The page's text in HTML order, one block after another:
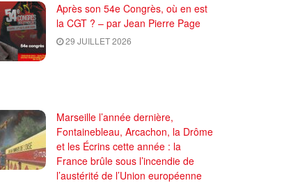
Après son 54e Congrès, où en est
la CGT ? – par Jean Pierre Page
29 JUILLET 2026
Marseille l’année dernière,
Fontainebleau, Arcachon, la Drôme
et les Écrins cette année : la
France brûle sous l’incendie de
l’austérité de l’Union européenne